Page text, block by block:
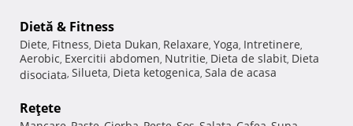
Dietă & Fitness
Diete, Fitness, Dieta Dukan, Relaxare, Yoga, Intretinere,
Aerobic, Exercitii abdomen, Nutritie, Dieta de slabit, Dieta
disociata, Silueta, Dieta ketogenica, Sala de acasa
Reţete